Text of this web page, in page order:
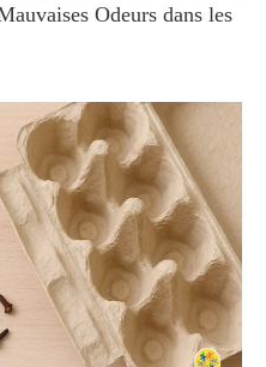
Odeurs dans les